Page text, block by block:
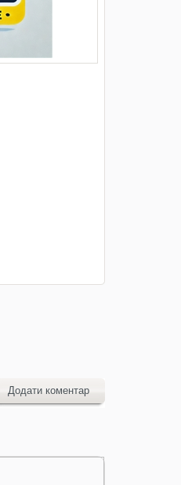
Додати коментар